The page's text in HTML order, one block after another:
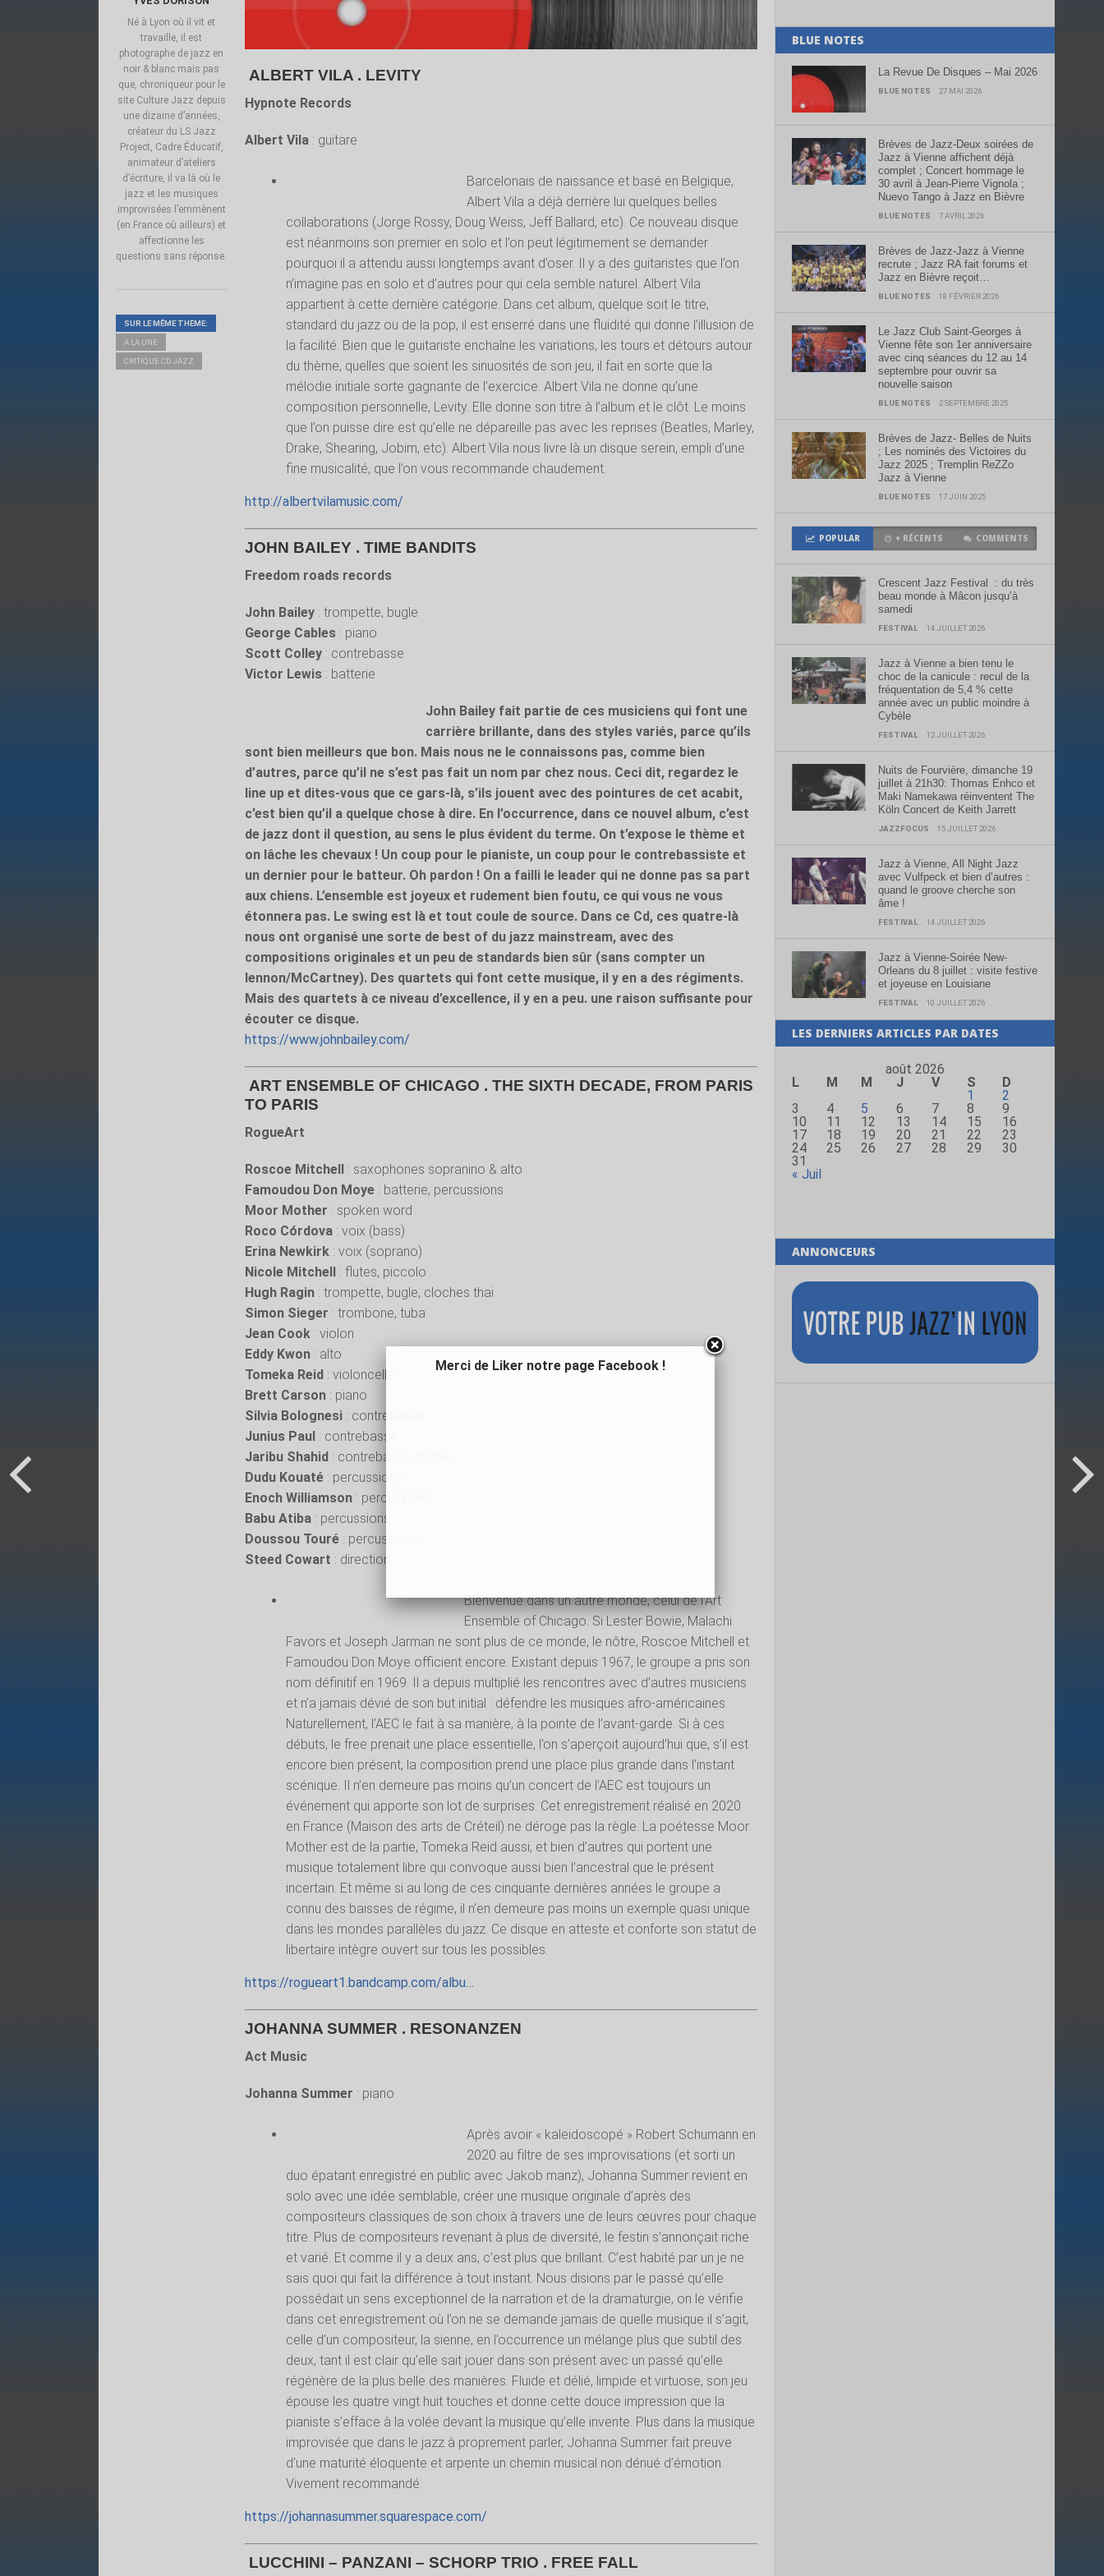
ALBERT VILA . LEVITY
Hypnote Records
Albert Vila : guitare
Barcelonais de naissance et basé en Belgique,
Albert Vila a déjà derrière lui quelques belles
collaborations (Jorge Rossy, Doug Weiss, Jeff Ballard, etc). Ce nouveau disque
est néanmoins son premier en solo et l’on peut légitimement se demander
pourquoi il a attendu aussi longtemps avant d’oser. Il y a des guitaristes que l’on
n’imagine pas en solo et d’autres pour qui cela semble naturel. Albert Vila
appartient à cette dernière catégorie. Dans cet album, quelque soit le titre,
standard du jazz ou de la pop, il est enserré dans une fluidité qui donne l’illusion de
la facilité. Bien que le guitariste enchaîne les variations, les tours et détours autour
du thème, quelles que soient les sinuosités de son jeu, il fait en sorte que la
mélodie initiale sorte gagnante de l’exercice. Albert Vila ne donne qu’une
composition personnelle, Levity. Elle donne son titre à l’album et le clôt. Le moins
que l’on puisse dire est qu’elle ne dépareille pas avec les reprises (Beatles, Marley,
Drake, Shearing, Jobim, etc). Albert Vila nous livre là un disque serein, empli d’une
fine musicalité, que l’on vous recommande chaudement.
http://albertvilamusic.com/
JOHN BAILEY . TIME BANDITS
Freedom roads records
John Bailey : trompette, bugle
George Cables : piano
Scott Colley : contrebasse
Victor Lewis : batterie
John Bailey fait partie de ces musiciens qui font une
carrière brillante, dans des styles variés, parce qu’ils
sont bien meilleurs que bon. Mais nous ne le connaissons pas, comme bien
d’autres, parce qu’il ne s’est pas fait un nom par chez nous. Ceci dit, regardez le
line up et dites-vous que ce gars-là, s’ils jouent avec des pointures de cet acabit,
c’est bien qu’il a quelque chose à dire. En l’occurrence, dans ce nouvel album, c’est
de jazz dont il question, au sens le plus évident du terme. On t’expose le thème et
on lâche les chevaux ! Un coup pour le pianiste, un coup pour le contrebassiste et
un dernier pour le batteur. Oh pardon ! On a failli le leader qui ne donne pas sa part
aux chiens. L’ensemble est joyeux et rudement bien foutu, ce qui vous ne vous
étonnera pas. Le swing est là et tout coule de source. Dans ce Cd, ces quatre-là
nous ont organisé une sorte de best of du jazz mainstream, avec des
compositions originales et un peu de standards bien sûr (sans compter un
lennon/McCartney). Des quartets qui font cette musique, il y en a des régiments.
Mais des quartets à ce niveau d’excellence, il y en a peu. une raison suffisante pour
écouter ce disque.
https://www.johnbailey.com/
ART ENSEMBLE OF CHICAGO . THE SIXTH DECADE, FROM PARIS
TO PARIS
RogueArt
Roscoe Mitchell : saxophones sopranino & alto
Famoudou Don Moye : batterie, percussions
Moor Mother : spoken word
Roco Córdova : voix (bass)
Erina Newkirk : voix (soprano)
Nicole Mitchell : flutes, piccolo
Hugh Ragin : trompette, bugle, cloches thai
Simon Sieger : trombone, tuba
Jean Cook : violon
Eddy Kwon : alto
Tomeka Reid : violoncelle
Brett Carson : piano
Silvia Bolognesi : contrebasse
Junius Paul : contrebasse
Jaribu Shahid : contrebasse, basse
Dudu Kouaté : percussions
Enoch Williamson : percussions
Babu Atiba : percussions
Doussou Touré : percussions
Steed Cowart : direction
Bienvenue dans un autre monde, celui de l’Art
Ensemble of Chicago. Si Lester Bowie, Malachi
Favors et Joseph Jarman ne sont plus de ce monde, le nôtre, Roscoe Mitchell et
Famoudou Don Moye officient encore. Existant depuis 1967, le groupe a pris son
nom définitif en 1969. Il a depuis multiplié les rencontres avec d’autres musiciens
et n’a jamais dévié de son but initial : défendre les musiques afro-américaines.
Naturellement, l’AEC le fait à sa manière, à la pointe de l’avant-garde. Si à ces
débuts, le free prenait une place essentielle, l’on s’aperçoit aujourd’hui que, s’il est
encore bien présent, la composition prend une place plus grande dans l’instant
scénique. Il n’en demeure pas moins qu’un concert de l’AEC est toujours un
événement qui apporte son lot de surprises. Cet enregistrement réalisé en 2020
en France (Maison des arts de Créteil) ne déroge pas la règle. La poétesse Moor
Mother est de la partie, Tomeka Reid aussi, et bien d’autres qui portent une
musique totalement libre qui convoque aussi bien l’ancestral que le présent
incertain. Et même si au long de ces cinquante dernières années le groupe a
connu des baisses de régime, il n’en demeure pas moins un exemple quasi unique
dans les mondes parallèles du jazz. Ce disque en atteste et conforte son statut de
libertaire intègre ouvert sur tous les possibles.
https://rogueart1.bandcamp.com/albu…
JOHANNA SUMMER . RESONANZEN
Act Music
Johanna Summer : piano
Après avoir « kaleidoscopé » Robert Schumann en
2020 au filtre de ses improvisations (et sorti un
duo épatant enregistré en public avec Jakob manz), Johanna Summer revient en
solo avec une idée semblable, créer une musique originale d’après des
compositeurs classiques de son choix à travers une de leurs œuvres pour chaque
titre. Plus de compositeurs revenant à plus de diversité, le festin s’annonçait riche
et varié. Et comme il y a deux ans, c’est plus que brillant. C’est habité par un je ne
sais quoi qui fait la différence à tout instant. Nous disions par le passé qu’elle
possédait un sens exceptionnel de la narration et de la dramaturgie, on le vérifie
dans cet enregistrement où l’on ne se demande jamais de quelle musique il s’agit,
celle d’un compositeur, la sienne, en l’occurrence un mélange plus que subtil des
deux, tant il est clair qu’elle sait jouer dans son présent avec un passé qu’elle
régénère de la plus belle des manières. Fluide et délié, limpide et virtuose, son jeu
épouse les quatre vingt huit touches et donne cette douce impression que la
pianiste s’efface à la volée devant la musique qu’elle invente. Plus dans la musique
improvisée que dans le jazz à proprement parler, Johanna Summer fait preuve
d’une maturité éloquente et arpente un chemin musical non dénué d’émotion.
Vivement recommandé.
https://johannasummer.squarespace.com/
LUCCHINI – PANZANI – SCHORP TRIO . FREE FALL
Né à Lyon où il vit et
travaille, il est
photographe de jazz en
noir & blanc mais pas
que, chroniqueur pour le
site Culture Jazz depuis
une dizaine d’années,
créateur du LS Jazz
Project, Cadre Éducatif,
animateur d’ateliers
d’écriture, il va là où le
jazz et les musiques
improvisées l’emmènent
(en France où ailleurs) et
affectionne les
questions sans réponse.
SUR LE MÊME THÈME:
A LA UNE
CRITIQUE CD JAZZ
BLUE NOTES
La Revue De Disques – Mai 2026
BLUE NOTES 27 MAI 2026
Brèves de Jazz-Deux soirées de
Jazz à Vienne affichent déjà
complet ; Concert hommage le
30 avril à Jean-Pierre Vignola ;
Nuevo Tango à Jazz en Bièvre
BLUE NOTES 7 AVRIL 2026
Brèves de Jazz-Jazz à Vienne
recrute ; Jazz RA fait forums et
Jazz en Bièvre reçoit…
BLUE NOTES 18 FÉVRIER 2026
Le Jazz Club Saint-Georges à
Vienne fête son 1er anniversaire
avec cinq séances du 12 au 14
septembre pour ouvrir sa
nouvelle saison
BLUE NOTES 2 SEPTEMBRE 2025
Brèves de Jazz- Belles de Nuits
; Les nominés des Victoires du
Jazz 2025 ; Tremplin ReZZo
Jazz à Vienne
BLUE NOTES 17 JUIN 2025
POPULAR + RÉCENTS COMMENTS
Crescent Jazz Festival : du très
beau monde à Mâcon jusqu’à
samedi
FESTIVAL 14 JUILLET 2026
Jazz à Vienne a bien tenu le
choc de la canicule : recul de la
fréquentation de 5,4 % cette
année avec un public moindre à
Cybèle
FESTIVAL 12 JUILLET 2026
Nuits de Fourvière, dimanche 19
juillet à 21h30: Thomas Enhco et
Maki Namekawa réinventent The
Köln Concert de Keith Jarrett
JAZZFOCUS 15 JUILLET 2026
Jazz à Vienne, All Night Jazz
avec Vulfpeck et bien d’autres :
quand le groove cherche son
âme !
FESTIVAL 14 JUILLET 2026
Jazz à Vienne-Soirée New-
Orleans du 8 juillet : visite festive
et joyeuse en Louisiane
FESTIVAL 10 JUILLET 2026
LES DERNIERS ARTICLES PAR DATES
août 2026
L
M M J V S
D
1
2
3
4 5 6 7 8
9
10
11 12 13 14 15
16
17
18 19 20 21 22
23
24
25 26 27 28 29
30
31
« Juil
ANNONCEURS
Merci de Liker notre page Facebook !